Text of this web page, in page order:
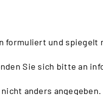
und
Sie sich bitte an
anders angegeben.